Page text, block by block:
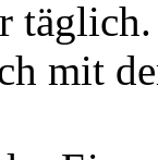
mit